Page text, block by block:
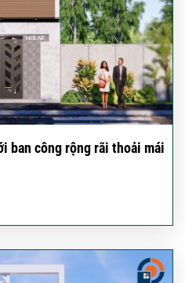
ban công rộng rãi thoải mái